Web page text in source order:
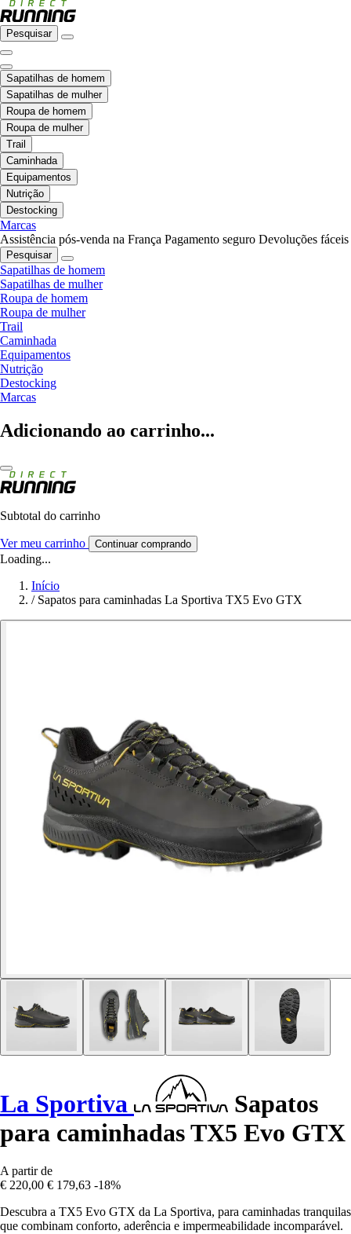
Pesquisar
Sapatilhas de homem
Sapatilhas de mulher
Roupa de homem
Roupa de mulher
Trail
Caminhada
Equipamentos
Nutrição
Destocking
Marcas
Assistência pós-venda na França Pagamento seguro Devoluções fáceis
Pesquisar
Sapatilhas de homem
Sapatilhas de mulher
Roupa de homem
Roupa de mulher
Trail
Caminhada
Equipamentos
Nutrição
Destocking
Marcas
Adicionando ao carrinho...
Subtotal do carrinho
Ver meu carrinho Continuar comprando
Loading...
Início
/ Sapatos para caminhadas La Sportiva TX5 Evo GTX
La Sportiva
Sapatos
para caminhadas TX5 Evo GTX
A partir de
€ 220,00 € 179,63 -18%
Descubra a TX5 Evo GTX da La Sportiva, para caminhadas tranquilas
que combinam conforto, aderência e impermeabilidade incomparável.